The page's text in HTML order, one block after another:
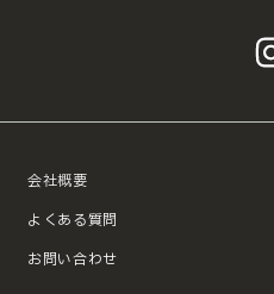
会社概要
よくある質問
お問い合わせ